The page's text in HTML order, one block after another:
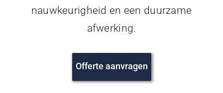
nauwkeurigheid en een duurzame
afwerking.
Offerte aanvragen